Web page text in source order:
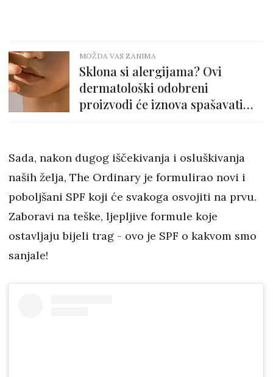
MOŽDA VAS ZANIMA
Sklona si alergijama? Ovi
dermatološki odobreni
proizvodi će iznova spašavati
Sada, nakon dugog iščekivanja i osluškivanja
naših želja, The Ordinary je formulirao novi i
poboljšani SPF koji će svakoga osvojiti na prvu.
Zaboravi na teške, ljepljive formule koje
ostavljaju bijeli trag - ovo je SPF o kakvom smo
sanjale!